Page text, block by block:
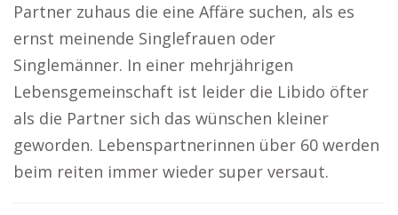
Partner zuhaus die eine Affäre suchen, als es
ernst meinende Singlefrauen oder
Singlemänner. In einer mehrjährigen
Lebensgemeinschaft ist leider die Libido öfter
als die Partner sich das wünschen kleiner
geworden. Lebenspartnerinnen über 60 werden
beim reiten immer wieder super versaut.